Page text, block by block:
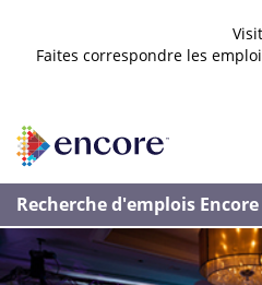
Faites correspondre les
Recherche d'emplois Encore